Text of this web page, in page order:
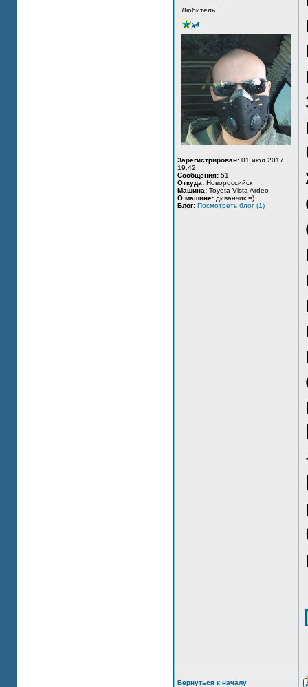
Любитель
Зарегистрирован: 01 июл 2017,
19:42
Сообщения: 51
Откуда: Новороссийск
Машина: Toyota Vista Ardeo
О машине: диванчик =)
Блог: Посмотреть блог (1)
Вернуться к началу